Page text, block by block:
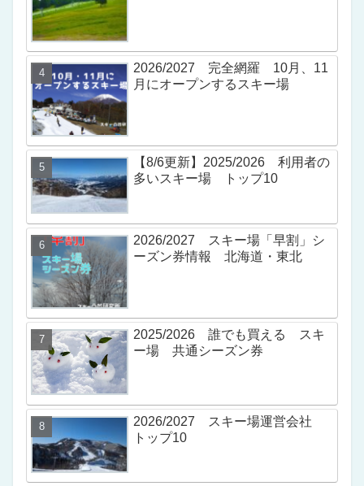
2026/2027 完全網羅 10月、11
月にオープンするスキー場
【8/6更新】2025/2026 利用者の
多いスキー場 トップ10
2026/2027 スキー場「早割」シ
ーズン券情報 北海道・東北
2025/2026 誰でも買える スキ
ー場 共通シーズン券
2026/2027 スキー場運営会社
トップ10